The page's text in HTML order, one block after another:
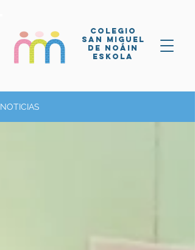
COLEGIO
SAN MIGUEL
DE NOÁIN
eskola
NOTICIAS